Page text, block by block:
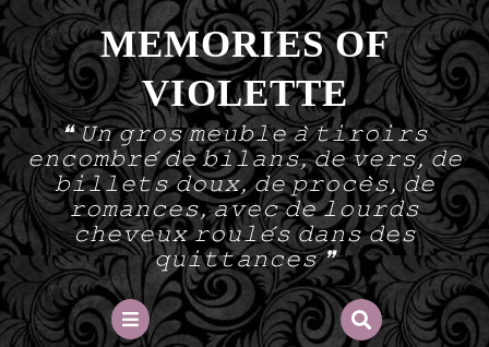
Skip
to
content
MEMORIES OF
VIOLETTE
❝ 𝚄𝚗 𝚐𝚛𝚘𝚜 𝚖𝚎𝚞𝚋𝚕𝚎 𝚊̀ 𝚝𝚒𝚛𝚘𝚒𝚛𝚜
𝚎𝚗𝚌𝚘𝚖𝚋𝚛𝚎́ 𝚍𝚎 𝚋𝚒𝚕𝚊𝚗𝚜, 𝚍𝚎 𝚟𝚎𝚛𝚜, 𝚍𝚎
𝚋𝚒𝚕𝚕𝚎𝚝𝚜 𝚍𝚘𝚞𝚡, 𝚍𝚎 𝚙𝚛𝚘𝚌𝚎̀𝚜, 𝚍𝚎
𝚛𝚘𝚖𝚊𝚗𝚌𝚎𝚜, 𝚊𝚟𝚎𝚌 𝚍𝚎 𝚕𝚘𝚞𝚛𝚍𝚜
𝚌𝚑𝚎𝚟𝚎𝚞𝚡 𝚛𝚘𝚞𝚕𝚎́𝚜 𝚍𝚊𝚗𝚜 𝚍𝚎𝚜
𝚚𝚞𝚒𝚝𝚝𝚊𝚗𝚌𝚎𝚜 ❞
Open